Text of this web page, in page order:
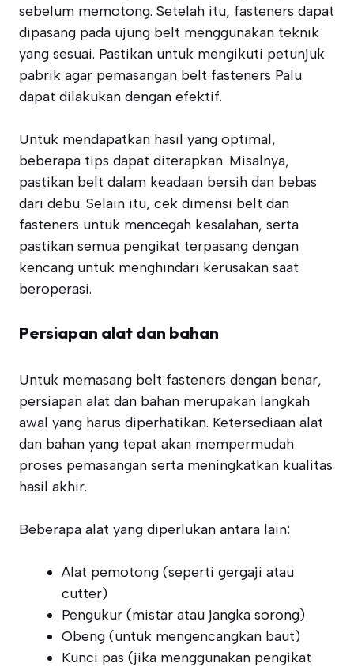
sebelum memotong. Setelah itu, fasteners dapat
dipasang pada ujung belt menggunakan teknik
yang sesuai. Pastikan untuk mengikuti petunjuk
pabrik agar pemasangan belt fasteners Palu
dapat dilakukan dengan efektif.
Untuk mendapatkan hasil yang optimal,
beberapa tips dapat diterapkan. Misalnya,
pastikan belt dalam keadaan bersih dan bebas
dari debu. Selain itu, cek dimensi belt dan
fasteners untuk mencegah kesalahan, serta
pastikan semua pengikat terpasang dengan
kencang untuk menghindari kerusakan saat
beroperasi.
Persiapan alat dan bahan
Untuk memasang belt fasteners dengan benar,
persiapan alat dan bahan merupakan langkah
awal yang harus diperhatikan. Ketersediaan alat
dan bahan yang tepat akan mempermudah
proses pemasangan serta meningkatkan kualitas
hasil akhir.
Beberapa alat yang diperlukan antara lain:
Alat pemotong (seperti gergaji atau
cutter)
Pengukur (mistar atau jangka sorong)
Obeng (untuk mengencangkan baut)
Kunci pas (jika menggunakan pengikat